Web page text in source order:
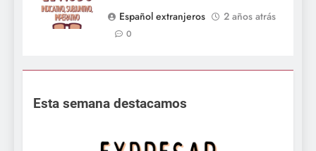
Español extranjeros
2 años atrás
0
Esta semana destacamos